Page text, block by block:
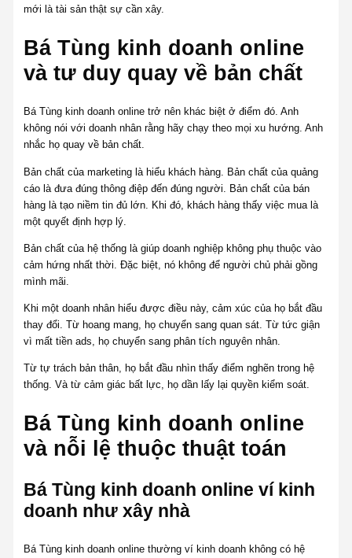
mới là tài sản thật sự cần xây.
Bá Tùng kinh doanh online
và tư duy quay về bản chất
Bá Tùng kinh doanh online trở nên khác biệt ở điểm đó. Anh
không nói với doanh nhân rằng hãy chạy theo mọi xu hướng. Anh
nhắc họ quay về bản chất.
Bản chất của marketing là hiểu khách hàng. Bản chất của quảng
cáo là đưa đúng thông điệp đến đúng người. Bản chất của bán
hàng là tạo niềm tin đủ lớn. Khi đó, khách hàng thấy việc mua là
một quyết định hợp lý.
Bản chất của hệ thống là giúp doanh nghiệp không phụ thuộc vào
cảm hứng nhất thời. Đặc biệt, nó không để người chủ phải gồng
mình mãi.
Khi một doanh nhân hiểu được điều này, cảm xúc của họ bắt đầu
thay đổi. Từ hoang mang, họ chuyển sang quan sát. Từ tức giận
vì mất tiền ads, họ chuyển sang phân tích nguyên nhân.
Từ tự trách bản thân, họ bắt đầu nhìn thấy điểm nghẽn trong hệ
thống. Và từ cảm giác bất lực, họ dần lấy lại quyền kiểm soát.
Bá Tùng kinh doanh online
và nỗi lệ thuộc thuật toán
Bá Tùng kinh doanh online ví kinh
doanh như xây nhà
Bá Tùng kinh doanh online thường ví kinh doanh không có hệ